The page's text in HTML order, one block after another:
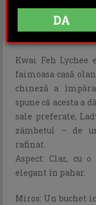
DESCRIERE
OPINII (0)
Kwai Feh
faimoasa casă
chineză a
spune că acesta a
sale preferate,
zâmbetul – de
rafinat.
Aspect: Clar, cu
elegant în pahar.
Miros: Un buchet
DA